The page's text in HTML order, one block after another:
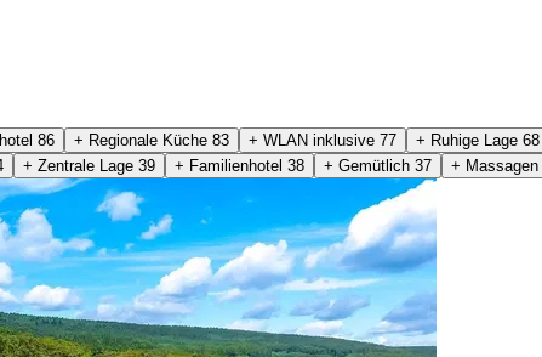
86 + Regionale Küche 83 + WLAN inklusive 77 + Ruhige Lage 68
+ Zentrale Lage 39 + Familienhotel 38 + Gemütlich 37 + Massagen